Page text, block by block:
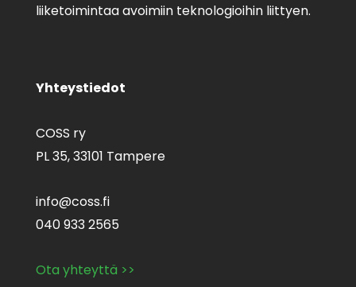
liiketoimintaa avoimiin teknologioihin liittyen.
Yhteystiedot
COSS ry
PL 35,33101 Tampere
info@coss.fi
040 933 2565
Ota yhteyttä >>